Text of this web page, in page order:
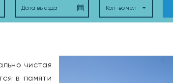
Кол-во чел
чистая
в памяти